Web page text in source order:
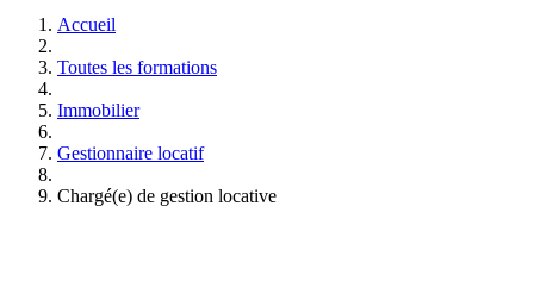
Accueil
Toutes les formations
Immobilier
Gestionnaire locatif
Chargé(e) de gestion locative